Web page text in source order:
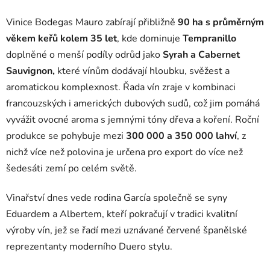
Vinice Bodegas Mauro zabírají přibližně 90 ha s průměrným
věkem keřů kolem 35 let, kde dominuje Tempranillo
doplněné o menší podíly odrůd jakoSyrah a Cabernet
Sauvignon, které vínům dodávají hloubku, svěžest a
aromatickou komplexnost. Řada vín zraje v kombinaci
francouzských i amerických dubových sudů, což jim pomáhá
vyvážit ovocné aroma s jemnými tóny dřeva a koření. Roční
produkce se pohybuje mezi 300 000 a 350 000 lahví, z
nichž více než polovina je určena pro export do více než
šedesáti zemí po celém světě.
Vinařství dnes vede rodina García společně se syny
Eduardem a Albertem, kteří pokračují v tradici kvalitní
výroby vín, jež se řadí mezi uznávané červené španělské
reprezentanty moderního Duero stylu.